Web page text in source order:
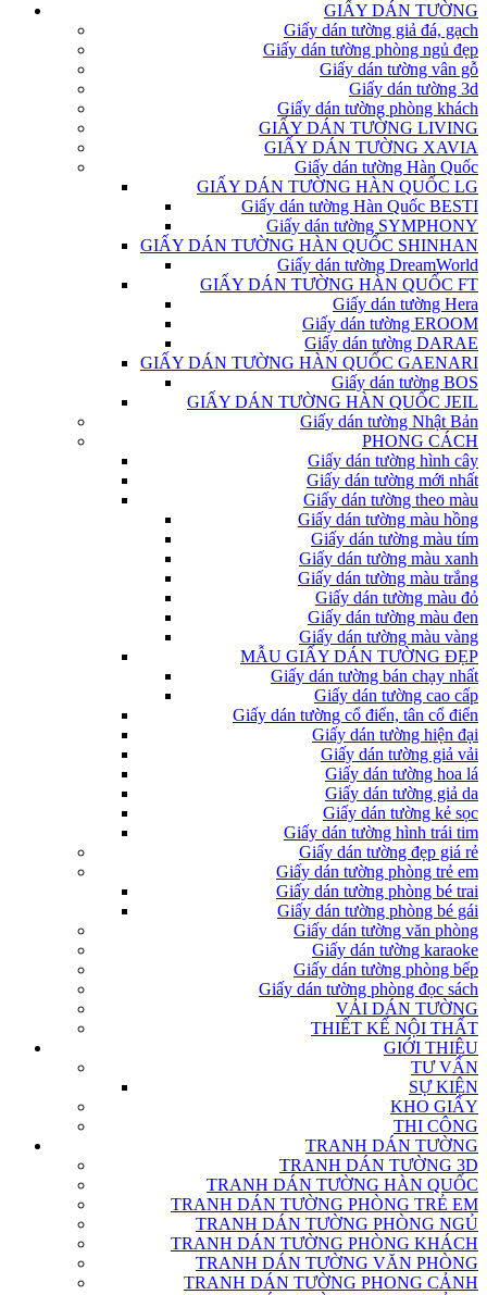
GIẤY DÁN TƯỜNG
Giấy dán tường giả đá, gạch
Giấy dán tường phòng ngủ đẹp
Giấy dán tường vân gỗ
Giấy dán tường 3d
Giấy dán tường phòng khách
GIẤY DÁN TƯỜNG LIVING
GIẤY DÁN TƯỜNG XAVIA
Giấy dán tường Hàn Quốc
GIẤY DÁN TƯỜNG HÀN QUỐC LG
Giấy dán tường Hàn Quốc BESTI
Giấy dán tường SYMPHONY
GIẤY DÁN TƯỜNG HÀN QUỐC SHINHAN
Giấy dán tường DreamWorld
GIẤY DÁN TƯỜNG HÀN QUỐC FT
Giấy dán tường Hera
Giấy dán tường EROOM
Giấy dán tường DARAE
GIẤY DÁN TƯỜNG HÀN QUỐC GAENARI
Giấy dán tường BOS
GIẤY DÁN TƯỜNG HÀN QUỐC JEIL
Giấy dán tường Nhật Bản
PHONG CÁCH
Giấy dán tường hình cây
Giấy dán tường mới nhất
Giấy dán tường theo màu
Giấy dán tường màu hồng
Giấy dán tường màu tím
Giấy dán tường màu xanh
Giấy dán tường màu trắng
Giấy dán tường màu đỏ
Giấy dán tường màu đen
Giấy dán tường màu vàng
MẪU GIẤY DÁN TƯỜNG ĐẸP
Giấy dán tường bán chạy nhất
Giấy dán tường cao cấp
Giấy dán tường cổ điển, tân cổ điển
Giấy dán tường hiện đại
Giấy dán tường giả vải
Giấy dán tường hoa lá
Giấy dán tường giả da
Giấy dán tường kẻ sọc
Giấy dán tường hình trái tim
Giấy dán tường đẹp giá rẻ
Giấy dán tường phòng trẻ em
Giấy dán tường phòng bé trai
Giấy dán tường phòng bé gái
Giấy dán tường văn phòng
Giấy dán tường karaoke
Giấy dán tường phòng bếp
Giấy dán tường phòng đọc sách
VẢI DÁN TƯỜNG
THIẾT KẾ NỘI THẤT
GIỚI THIỆU
TƯ VẤN
SỰ KIỆN
KHO GIẤY
THI CÔNG
TRANH DÁN TƯỜNG
TRANH DÁN TƯỜNG 3D
TRANH DÁN TƯỜNG HÀN QUỐC
TRANH DÁN TƯỜNG PHÒNG TRẺ EM
TRANH DÁN TƯỜNG PHÒNG NGỦ
TRANH DÁN TƯỜNG PHÒNG KHÁCH
TRANH DÁN TƯỜNG VĂN PHÒNG
TRANH DÁN TƯỜNG PHONG CẢNH